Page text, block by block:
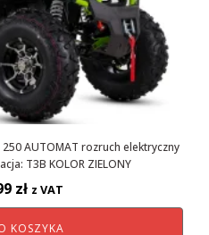
250 AUTOMAT rozruch elektryczny
T3B KOLOR ZIELONY
zł z VAT
KOSZYKA